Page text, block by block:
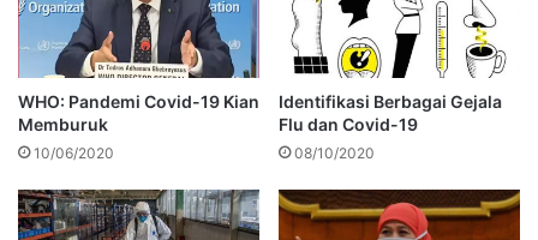
WHO: Pandemi Covid-19 Kian
Memburuk
10/06/2020
Identifikasi Berbagai Gejala
Flu dan Covid-19
08/10/2020